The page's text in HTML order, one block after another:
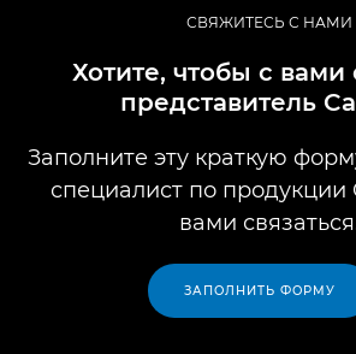
СВЯЖИТЕСЬ С НАМИ
Хотите, чтобы с вами
представитель
Заполните эту краткую
специалист по продукции
вами
ЗАПОЛНИТЬ ФОРМУ